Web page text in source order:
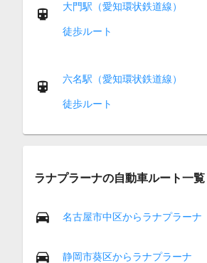
大門駅（愛知環状鉄道線）
徒歩ルート
六名駅（愛知環状鉄道線）
徒歩ルート
ラナプラーナの自動車ルート一覧
名古屋市中区からラナプラーナ
静岡市葵区からラナプラーナ